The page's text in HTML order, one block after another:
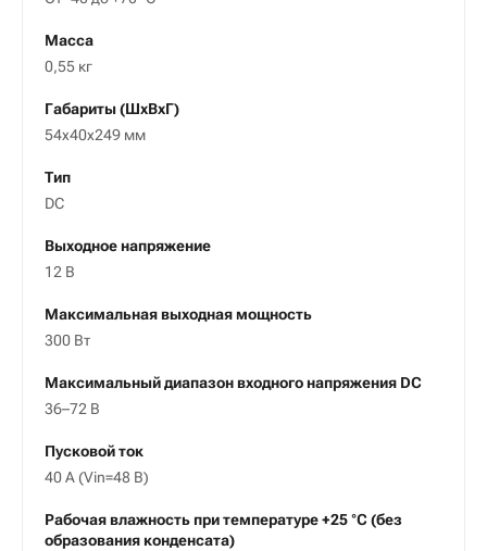
Масса
0,55 кг
Габариты (ШxВxГ)
54x40x249 мм
Тип
DC
Выходное напряжение
12 В
Максимальная выходная мощность
300 Вт
Максимальный диапазон входного напряжения DC
36–72 В
Пусковой ток
40 А (Vin=48 В)
Рабочая влажность при температуре +25 °С (без
образования конденсата)